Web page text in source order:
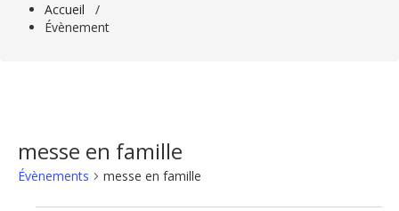
Accueil /
Évènement
messe en famille
Évènements messe en famille